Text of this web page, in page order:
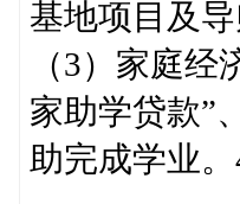
基地项目及
（3）家庭
家助学贷款”
助完成学业